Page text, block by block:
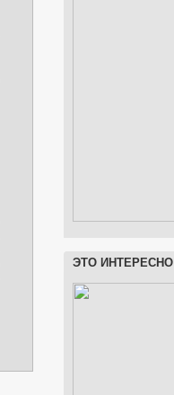
ЭТО ИНТЕРЕСНО